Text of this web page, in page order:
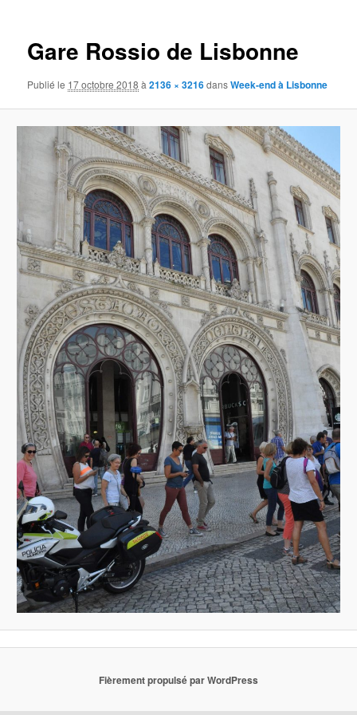
Gare Rossio de Lisbonne
Publié le 17 octobre 2018 à2136 × 3216dansWeek-end à Lisbonne
Fièrement propulsé par WordPress